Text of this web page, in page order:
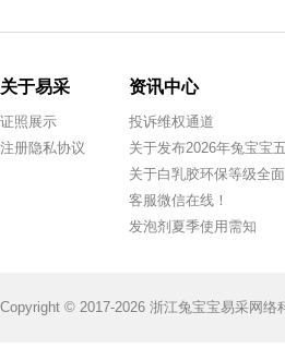
关于易采
证照展示
注册隐私协议
资讯中心
投诉维权通道
关于发布2026年兔宝宝
关于白乳胶环保等级全
客服微信在线！
发泡剂夏季使用需知
Copyright © 2017-2026 浙江兔宝宝易采网络